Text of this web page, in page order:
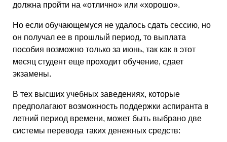
должна пройти на «отлично» или «хорошо».
Но если обучающемуся не удалось сдать сессию, но
он получал ее в прошлый период, то выплата
пособия возможно только за июнь, так как в этот
месяц студент еще проходит обучение, сдает
экзамены.
В тех высших учебных заведениях, которые
предполагают возможность поддержки аспиранта в
летний период времени, может быть выбрано две
системы перевода таких денежных средств: